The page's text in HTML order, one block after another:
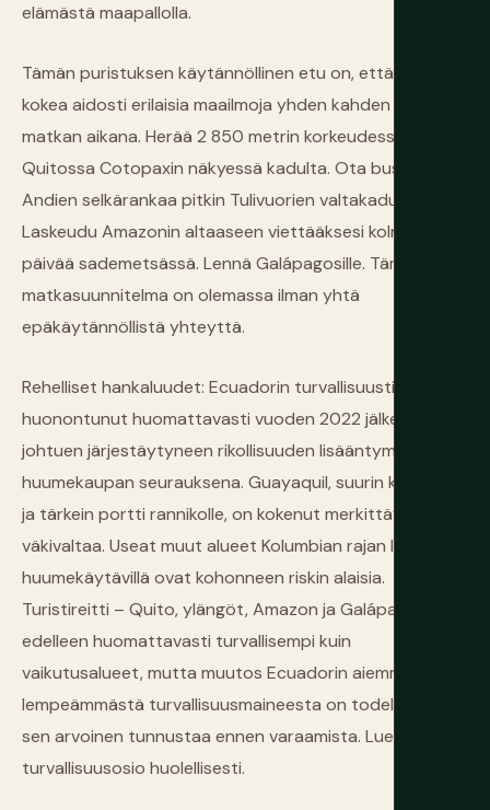
elämästä maapallolla.
Tämän puristuksen käytännöllinen etu on, että voit
kokea aidosti erilaisia maailmoja yhden kahden viikon
matkan aikana. Herää 2 850 metrin korkeudessa
Quitossa Cotopaxin näkyessä kadulta. Ota bussi
Andien selkärankaa pitkin Tulivuorien valtakadun läpi.
Laskeudu Amazonin altaaseen viettääksesi kolme
päivää sademetsässä. Lennä Galápagosille. Tämä
matkasuunnitelma on olemassa ilman yhtä
epäkäytännöllistä yhteyttä.
Rehelliset hankaluudet: Ecuadorin turvallisuustilanne on
huonontunut huomattavasti vuoden 2022 jälkeen,
johtuen järjestäytyneen rikollisuuden lisääntymisestä
huumekaupan seurauksena. Guayaquil, suurin kaupunki
ja tärkein portti rannikolle, on kokenut merkittävää
väkivaltaa. Useat muut alueet Kolumbian rajan lähellä ja
huumekäytävillä ovat kohonneen riskin alaisia.
Turistireitti – Quito, ylängöt, Amazon ja Galápagos – on
edelleen huomattavasti turvallisempi kuin
vaikutusalueet, mutta muutos Ecuadorin aiemmin
lempeämmästä turvallisuusmaineesta on todellinen ja
sen arvoinen tunnustaa ennen varaamista. Lue
turvallisuusosio huolellisesti.